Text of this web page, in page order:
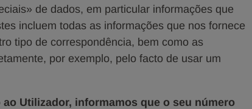
de dados, em particular informações que
incluem todas as informações que nos fornece
tipo de correspondência, bem como as
por exemplo, pelo facto de usar um
Utilizador, informamos que o seu número